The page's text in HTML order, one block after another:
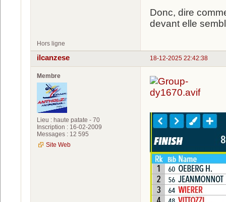
Donc, dire
devant elle
Hors ligne
18-12-2025 22:42:38
ilcanzese
Membre
Lieu : haute patate - 70
Inscription : 16-02-2009
Messages : 12 595
Site Web